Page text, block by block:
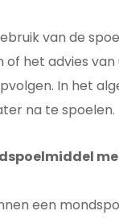
van de
of het advies
In het
na te spoelen.
een